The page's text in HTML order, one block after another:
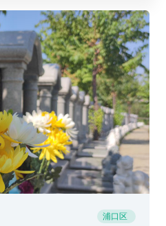
浦口区